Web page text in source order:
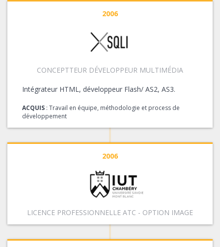
2006
CONCEPTTEUR DÉVELOPPEUR MULTIMÉDIA
Intégrateur HTML, développeur Flash/ AS2, AS3.
ACQUIS : Travail en équipe, méthodologie et process de
développement
2006
LICENCE PROFESSIONNELLE ATC - OPTION IMAGE